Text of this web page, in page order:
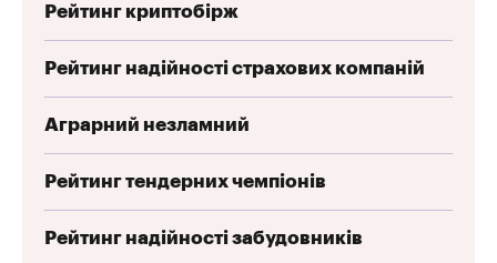
Рейтинг криптобірж
Рейтинг надійності страхових компаній
Аграрний незламний
Рейтинг тендерних чемпіонів
Рейтинг надійності забудовників